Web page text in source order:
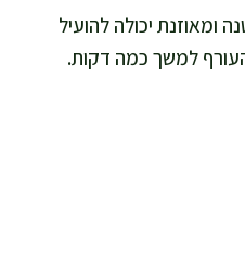
יכולה להועיל
למשך כמה דקות.